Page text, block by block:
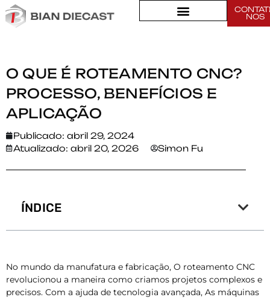
NOS
Lar
>
O que é roteamento CNC? Processo, Benefícios e Aplicação
O QUE É ROTEAMENTO CNC?
PROCESSO, BENEFÍCIOS E
APLICAÇÃO
Publicado: abril 29, 2024
Atualizado: abril 20, 2026
Simon Fu
ÍNDICE
No mundo da manufatura e fabricação, O roteamento CNC
revolucionou a maneira como criamos projetos complexos e
precisos. Com a ajuda de tecnologia avançada, As máquinas